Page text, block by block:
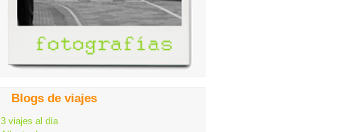
Blogs de viajes
3 viajes al día